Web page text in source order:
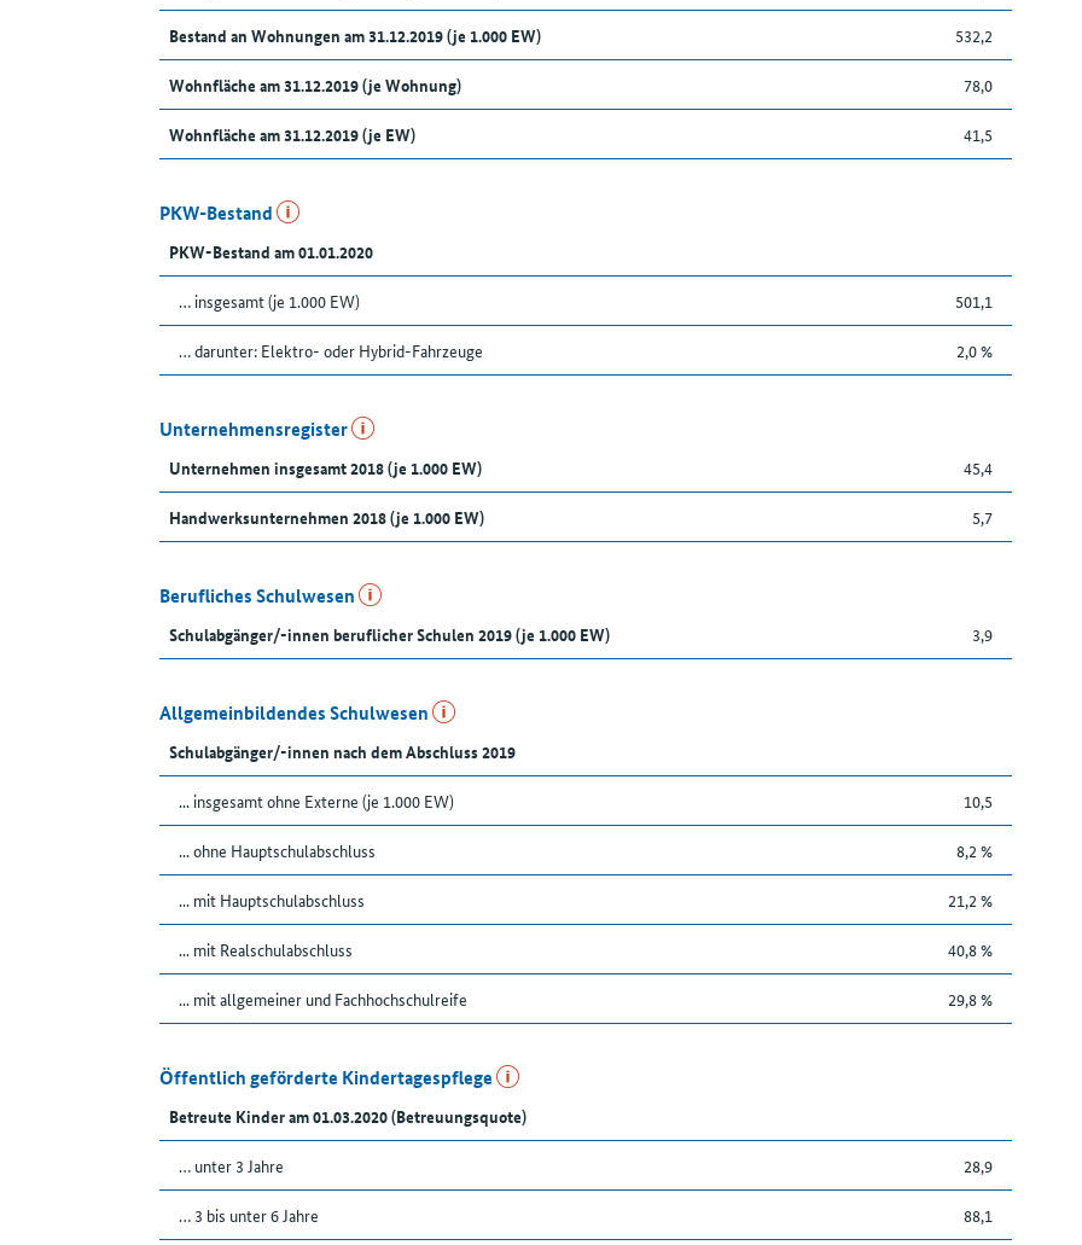
Bestand an Wohnungen am 31.12.2019 (je 1.000 EW) 532,2
Wohnfläche am 31.12.2019 (je Wohnung) 78,0
Wohnfläche am 31.12.2019 (je EW) 41,5
PKW-Bestand
PKW-Bestand am 01.01.2020
… insgesamt (je 1.000 EW) 501,1
… darunter: Elektro- oder Hybrid-Fahrzeuge 2,0 %
Unternehmensregister
Unternehmen insgesamt 2018 (je 1.000 EW) 45,4
Handwerksunternehmen 2018 (je 1.000 EW) 5,7
Berufliches Schulwesen
Schulabgänger/-innen beruflicher Schulen 2019 (je 1.000 EW) 3,9
Allgemeinbildendes Schulwesen
Schulabgänger/-innen nach dem Abschluss 2019
... insgesamt ohne Externe (je 1.000 EW) 10,5
... ohne Hauptschulabschluss 8,2 %
... mit Hauptschulabschluss 21,2 %
... mit Realschulabschluss 40,8 %
... mit allgemeiner und Fachhochschulreife 29,8 %
Öffentlich geförderte Kindertagespflege
Betreute Kinder am 01.03.2020 (Betreuungsquote)
… unter 3 Jahre 28,9
… 3 bis unter 6 Jahre 88,1